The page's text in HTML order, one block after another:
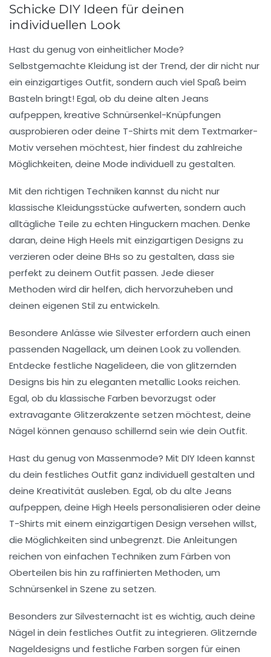
Schicke DIY Ideen für deinen
individuellen Look
Hast du genug von einheitlicher Mode?
Selbstgemachte Kleidung ist der Trend, der dir nicht nur
ein einzigartiges Outfit, sondern auch viel Spaß beim
Basteln bringt! Egal, ob du deine alten Jeans
aufpeppen, kreative Schnürsenkel-Knüpfungen
ausprobieren oder deine T-Shirts mit dem Textmarker-
Motivversehen möchtest, hier findest du zahlreiche
Möglichkeiten, deine Mode individuell zu gestalten.
Mit den richtigen Techniken kannst du nicht nur
klassische Kleidungsstücke aufwerten, sondern auch
alltägliche Teile zu echten Hinguckern machen. Denke
daran, deine High Heels mit einzigartigen Designs zu
verzieren oder deine BHs so zu gestalten, dass sie
perfekt zu deinem Outfit passen. Jede dieser
Methoden wird dir helfen, dich hervorzuheben und
deinen eigenen Stil zu entwickeln.
Besondere Anlässe wie Silvester erfordern auch einen
passenden Nagellack, um deinen Look zu vollenden.
Entdecke festliche Nagelideen, die von glitzernden
Designs bis hin zu eleganten metallic Looks reichen.
Egal, ob du klassische Farben bevorzugst oder
extravagante Glitzerakzente setzen möchtest, deine
Nägel können genauso schillernd sein wie dein Outfit.
Hast du genug von Massenmode? Mit DIYIdeen kannst
du dein festliches Outfit ganz individuell gestalten und
deine Kreativität ausleben. Egal, ob du alte Jeans
aufpeppen, deine High Heels personalisieren oder deine
T-Shirts mit einem einzigartigen Design versehen willst,
die Möglichkeiten sind unbegrenzt. Die Anleitungen
reichen von einfachen Techniken zum Färben von
Oberteilen bis hin zu raffinierten Methoden, um
Schnürsenkel in Szene zu setzen.
Besonders zur Silvesternacht ist es wichtig, auch deine
Nägel in dein festliches Outfit zu integrieren. Glitzernde
Nageldesigns und festliche Farben sorgen für einen